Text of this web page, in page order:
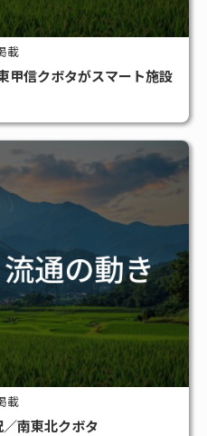
載
甲信クボタがスマート施設
載
南東北クボタ